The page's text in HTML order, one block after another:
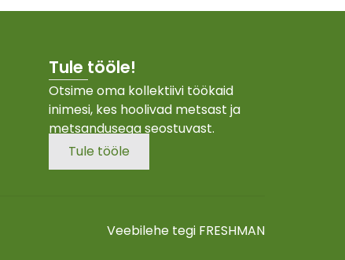
Tule tööle!
Otsime oma kollektiivi töökaid
inimesi, kes hoolivad metsast ja
metsandusega seostuvast.
Tule tööle
Veebilehe tegi FRESHMAN